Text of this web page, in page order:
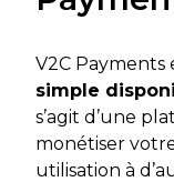
V2C Payments
simple
s’agit d’une
monétiser
utilisation à